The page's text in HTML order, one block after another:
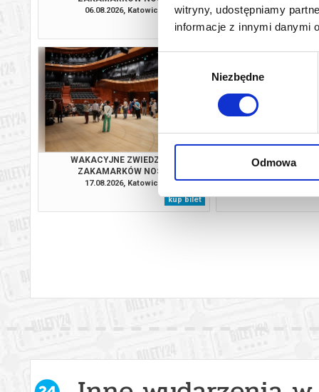
witryny, udostępniamy
informacje z innymi danymi
Wybór
zgody
Niezbędne
Odmowa
Bezpieczne
wysyłanym
06.08.2026, Katowice
info
09.08.2026,
WAKACYJNE ZWIEDZANIE
ZAKAMARKÓW NOSPR
17.08.2026, Katowice
kup bilet
WAKACYJNE
18.08.2026,